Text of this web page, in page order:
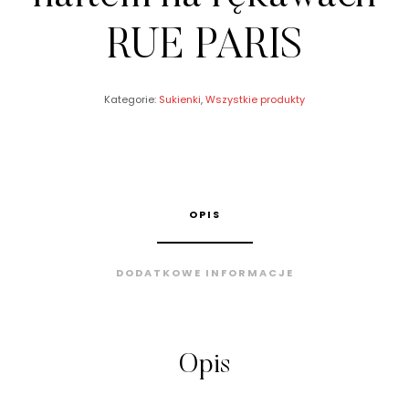
RUE PARIS
Kategorie: Sukienki,Wszystkie produkty
OPIS
DODATKOWE INFORMACJE
Opis